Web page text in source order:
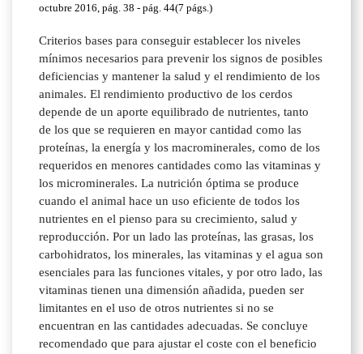
octubre 2016, pág. 38 - pág. 44(7 págs.)
Criterios bases para conseguir establecer los niveles
mínimos necesarios para prevenir los signos de posibles
deficiencias y mantener la salud y el rendimiento de los
animales. El rendimiento productivo de los cerdos
depende de un aporte equilibrado de nutrientes, tanto
de los que se requieren en mayor cantidad como las
proteínas, la energía y los macrominerales, como de los
requeridos en menores cantidades como las vitaminas y
los microminerales. La nutrición óptima se produce
cuando el animal hace un uso eficiente de todos los
nutrientes en el pienso para su crecimiento, salud y
reproducción. Por un lado las proteínas, las grasas, los
carbohidratos, los minerales, las vitaminas y el agua son
esenciales para las funciones vitales, y por otro lado, las
vitaminas tienen una dimensión añadida, pueden ser
limitantes en el uso de otros nutrientes si no se
encuentran en las cantidades adecuadas. Se concluye
recomendado que para ajustar el coste con el beneficio